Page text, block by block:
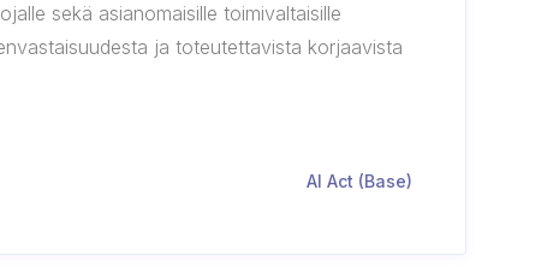
sekä asianomaisille toimivaltaisille
ja toteutettavista korjaavista
AI Act (Base)